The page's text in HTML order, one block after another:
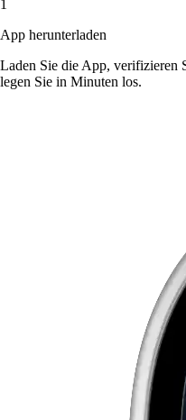
1
App herunterladen
Laden Sie die App, verifizieren
legen Sie in Minuten los.